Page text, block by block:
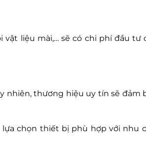
liệu mài,… sẽ có chi phí đầu tư
nhiên, thương hiệu uy tín sẽ đảm
chọn thiết bị phù hợp với nhu